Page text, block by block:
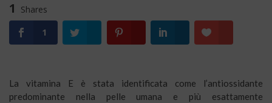
1
Shares
1
La vitamina E è stata identificata come l’antiossidante
predominante nella pelle umana e più esattamente